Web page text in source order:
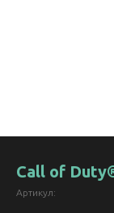
Call of
Артикул: